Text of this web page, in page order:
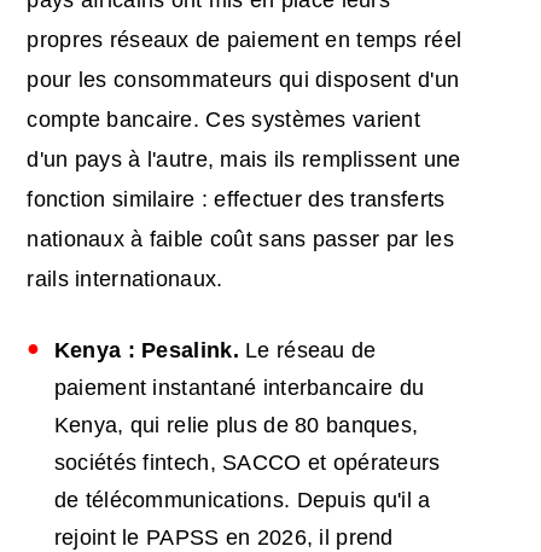
propres réseaux de paiement en temps réel
pour les consommateurs qui disposent d'un
compte bancaire. Ces systèmes varient
d'un pays à l'autre, mais ils remplissent une
fonction similaire : effectuer des transferts
nationaux à faible coût sans passer par les
rails internationaux.
Kenya : Pesalink. Le réseau de
paiement instantané interbancaire du
Kenya, qui relie plus de 80 banques,
sociétés fintech, SACCO et opérateurs
de télécommunications. Depuis qu'il a
rejoint le PAPSS en 2026, il prend